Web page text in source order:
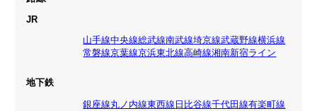
JR
山手線中央線総武線南武線埼京線武蔵野線横浜線
常磐線京葉線京浜東北線高崎線湘南新宿ライン
地下鉄
銀座線丸ノ内線東西線 日比谷線千代田線有楽町線